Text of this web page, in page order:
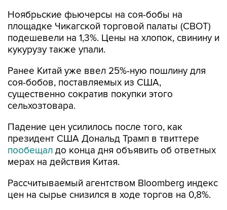
Ноябрьские фьючерсы на соя-бобы на
площадке Чикагской торговой палаты (CBOT)
подешевели на 1,3%. Цены на хлопок, свинину и
кукурузу также упали.
Ранее Китай уже ввел 25%-ную пошлину для
соя-бобов, поставляемых из США,
существенно сократив покупки этого
сельхозтовара.
Падение цен усилилось после того, как
президент США Дональд Трамп в твиттере
пообещал до конца дня объявить об ответных
мерах на действия Китая.
Рассчитываемый агентством Bloomberg индекс
цен на сырье снизился в ходе торгов на 0,8%.